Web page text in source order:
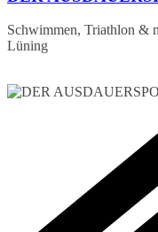
Schwimmen, Triathlon &
Lüning